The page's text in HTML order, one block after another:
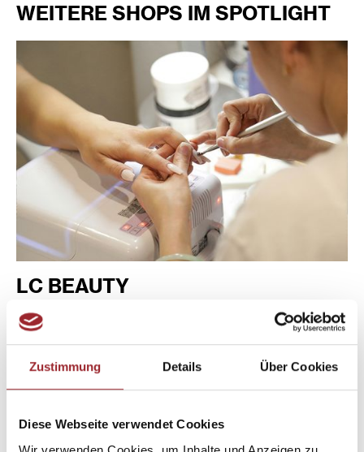
Zustimmung Details Über Cookies
Diese Webseite verwendet Cookies
WEITERE SHOPS IM SPOTLIGHT
LC BEAUTY
OBERGESCHOSS